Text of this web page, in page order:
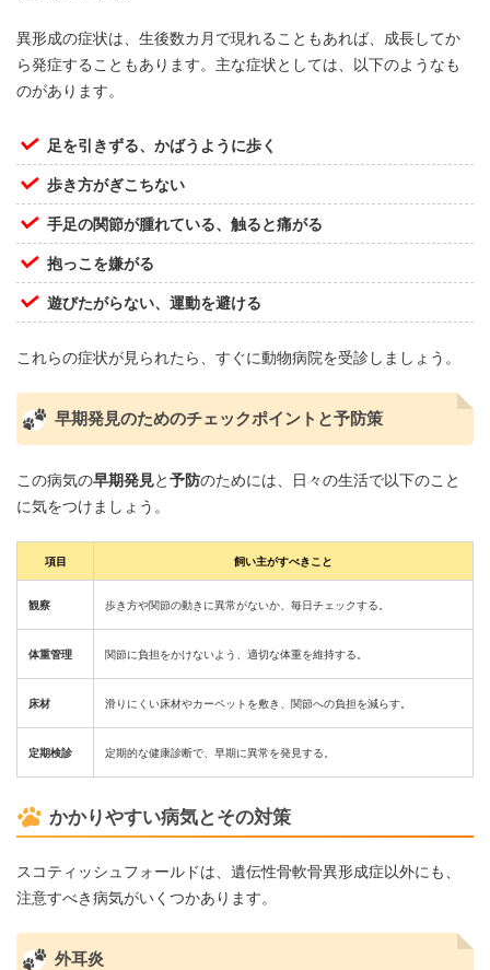
異形成の症状は、生後数カ月で現れることもあれば、成長してか
ら発症することもあります。主な症状としては、以下のようなも
のがあります。
足を引きずる、かばうように歩く
歩き方がぎこちない
手足の関節が腫れている、触ると痛がる
抱っこを嫌がる
遊びたがらない、運動を避ける
これらの症状が見られたら、すぐに動物病院を受診しましょう。
早期発見のためのチェックポイントと予防策
この病気の早期発見と予防のためには、日々の生活で以下のこと
に気をつけましょう。
項目 飼い主がすべきこと
観察 歩き方や関節の動きに異常がないか、毎日チェックする。
体重管理 関節に負担をかけないよう、適切な体重を維持する。
床材 滑りにくい床材やカーペットを敷き、関節への負担を減らす。
定期検診 定期的な健康診断で、早期に異常を発見する。
かかりやすい病気とその対策
スコティッシュフォールドは、遺伝性骨軟骨異形成症以外にも、
注意すべき病気がいくつかあります。
外耳炎